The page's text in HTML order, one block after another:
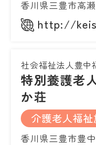
香川県三豊市高
http://
社会福祉法人豊中
特別養護老
か荘
介護老人福
香川県三豊市豊